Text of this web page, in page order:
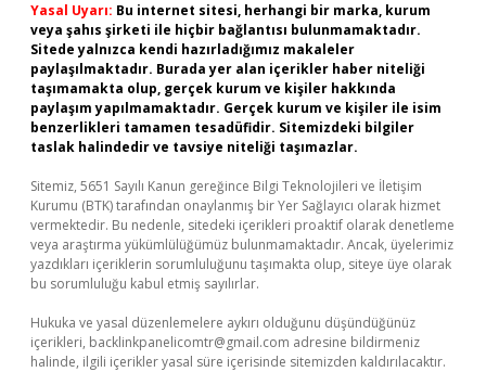
Yasal Uyarı: Bu internet sitesi, herhangi bir marka, kurum
veya şahıs şirketi ile hiçbir bağlantısı bulunmamaktadır.
Sitede yalnızca kendi hazırladığımız makaleler
paylaşılmaktadır. Burada yer alan içerikler haber niteliği
taşımamakta olup, gerçek kurum ve kişiler hakkında
paylaşım yapılmamaktadır. Gerçek kurum ve kişiler ile isim
benzerlikleri tamamen tesadüfidir. Sitemizdeki bilgiler
taslak halindedir ve tavsiye niteliği taşımazlar.
Sitemiz, 5651 Sayılı Kanun gereğince Bilgi Teknolojileri ve İletişim
Kurumu (BTK) tarafından onaylanmış bir Yer Sağlayıcı olarak hizmet
vermektedir. Bu nedenle, sitedeki içerikleri proaktif olarak denetleme
veya araştırma yükümlülüğümüz bulunmamaktadır. Ancak, üyelerimiz
yazdıkları içeriklerin sorumluluğunu taşımakta olup, siteye üye olarak
bu sorumluluğu kabul etmiş sayılırlar.
Hukuka ve yasal düzenlemelere aykırı olduğunu düşündüğünüz
içerikleri, backlinkpanelicomtr@gmail.com adresine bildirmeniz
halinde, ilgili içerikler yasal süre içerisinde sitemizden kaldırılacaktır.